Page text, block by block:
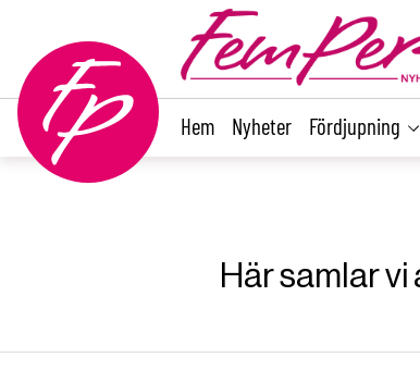
Hem Nyheter Fördjupning
Här samlar